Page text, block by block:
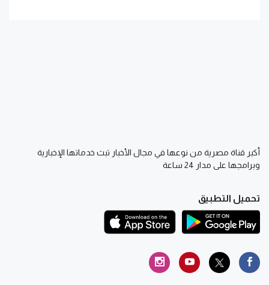
أكبر قناة مصرية من نوعها في مجال الأخبار تبث خدماتها الإخبارية
وبرامجها على مدار 24 ساعة
تحميل التطبيق